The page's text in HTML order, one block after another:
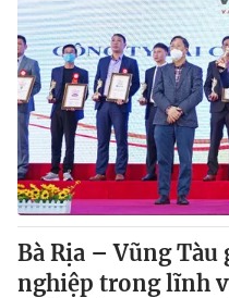
Bà Rịa – Vũng
nghiệp trong lĩnh